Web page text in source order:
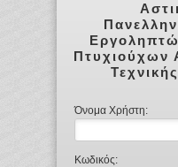
Πτυχιούχων
Όνομα Χρήστη:
Κωδικός: